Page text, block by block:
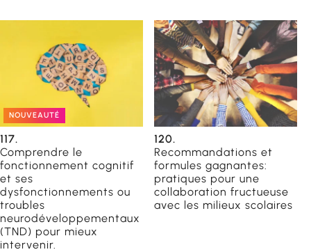
NOUVEAUTÉ
117.
Comprendre le
fonctionnement cognitif
et ses
dysfonctionnements ou
troubles
neurodéveloppementaux
(TND) pour mieux
intervenir.
120.
Recommandations et
formules gagnantes:
pratiques pour une
collaboration fructueuse
avec les milieux scolaires